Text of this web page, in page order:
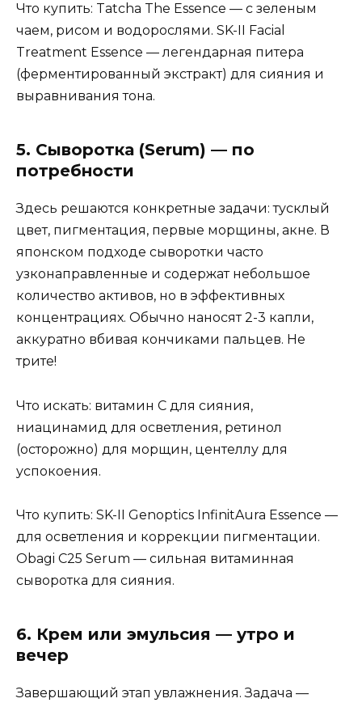
Что купить: Tatcha The Essence — с зеленым
чаем, рисом и водорослями. SK-II Facial
Treatment Essence — легендарная питера
(ферментированный экстракт) для сияния и
выравнивания тона.
5. Сыворотка (Serum) — по
потребности
Здесь решаются конкретные задачи: тусклый
цвет, пигментация, первые морщины, акне. В
японском подходе сыворотки часто
узконаправленные и содержат небольшое
количество активов, но в эффективных
концентрациях. Обычно наносят 2-3 капли,
аккуратно вбивая кончиками пальцев. Не
трите!
Что искать: витамин С для сияния,
ниацинамид для осветления, ретинол
(осторожно) для морщин, центеллу для
успокоения.
Что купить: SK-II Genoptics InfinitAura Essence —
для осветления и коррекции пигментации.
Obagi C25 Serum — сильная витаминная
сыворотка для сияния.
6. Крем или эмульсия — утро и
вечер
Завершающий этап увлажнения. Задача —